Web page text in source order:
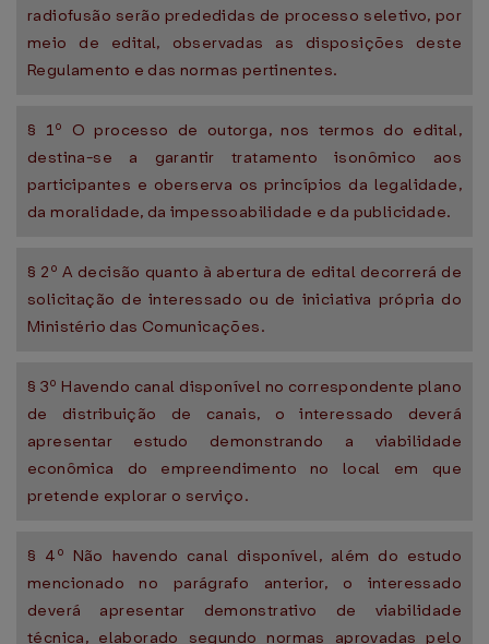
radiofusão serão prededidas de processo seletivo, por
meio de edital, observadas as disposições deste
Regulamento e das normas pertinentes.
§ 1º O processo de outorga, nos termos do edital,
destina-se a garantir tratamento isonômico aos
participantes e oberserva os princípios da legalidade,
da moralidade, da impessoabilidade e da publicidade.
§ 2º A decisão quanto à abertura de edital decorrerá de
solicitação de interessado ou de iniciativa própria do
Ministério das Comunicações.
§ 3º Havendo canal disponível no correspondente plano
de distribuição de canais, o interessado deverá
apresentar estudo demonstrando a viabilidade
econômica do empreendimento no local em que
pretende explorar o serviço.
§ 4º Não havendo canal disponível, além do estudo
mencionado no parágrafo anterior, o interessado
deverá apresentar demonstrativo de viabilidade
técnica, elaborado segundo normas aprovadas pelo